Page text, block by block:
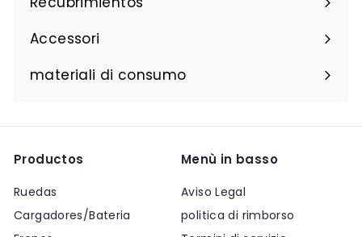
Accessori
materiali di consumo
Productos
Ruedas
Cargadores/Bateria
Menù in basso
Aviso Legal
politica di rimborso